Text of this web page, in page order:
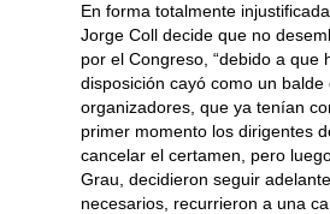
En forma totalmente
Jorge Coll decide que no
por el Congreso, “debido a que
disposición cayó como un
organizadores, que ya tenían
primer momento los dirigentes
cancelar el certamen, pero
Grau, decidieron seguir
necesarios, recurrieron a una